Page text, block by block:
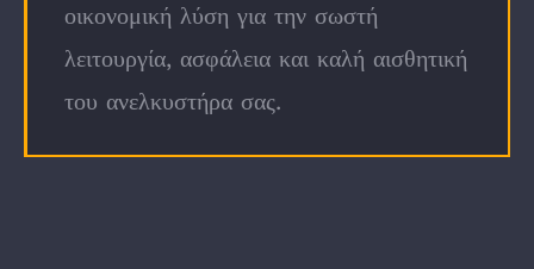
οικονομική λύση για την σωστή
λειτουργία, ασφάλεια και καλή αισθητική
του ανελκυστήρα σας.